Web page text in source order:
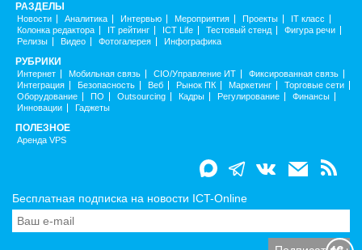
РАЗДЕЛЫ
Новости Аналитика Интервью Мероприятия Проекты
IT класс
Колонка редактора
IT рейтинг ICT Life Тестовый стенд
Фигура речи
Релизы
Видео Фотогалерея Инфографика
РУБРИКИ
Интернет Мобильная связь CIO/Управление ИТ
Фиксированная связь
Интеграция
Безопасность Веб Рынок ПК Маркетинг
Торговые сети
Оборудование
ПО Outsourcing Кадры Регулирование
Финансы
Инновации
Гаджеты
ПОЛЕЗНОЕ
Аренда VPS
Бесплатная подписка на новости ICT-Online